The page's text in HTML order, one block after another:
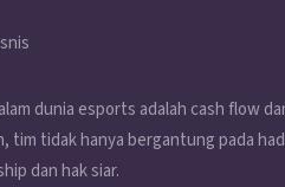
dunia esports adalah cash flow
tim tidak hanya bergantung pada
dan hak siar.